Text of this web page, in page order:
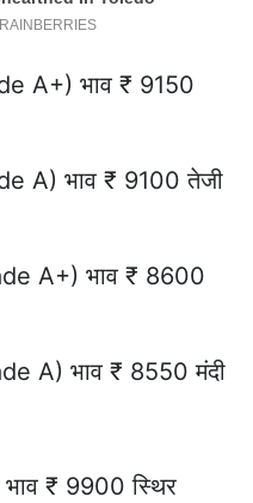
A+) भाव ₹ 9150
A) भाव ₹ 9100 तेजी
A+) भाव ₹ 8600
A) भाव ₹ 8550 मंदी
₹ 9900 स्थिर